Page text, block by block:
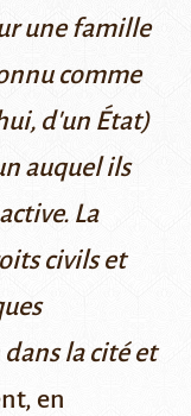
une famille
comme
d'un État)
auquel ils
La
civils et
la cité et
en